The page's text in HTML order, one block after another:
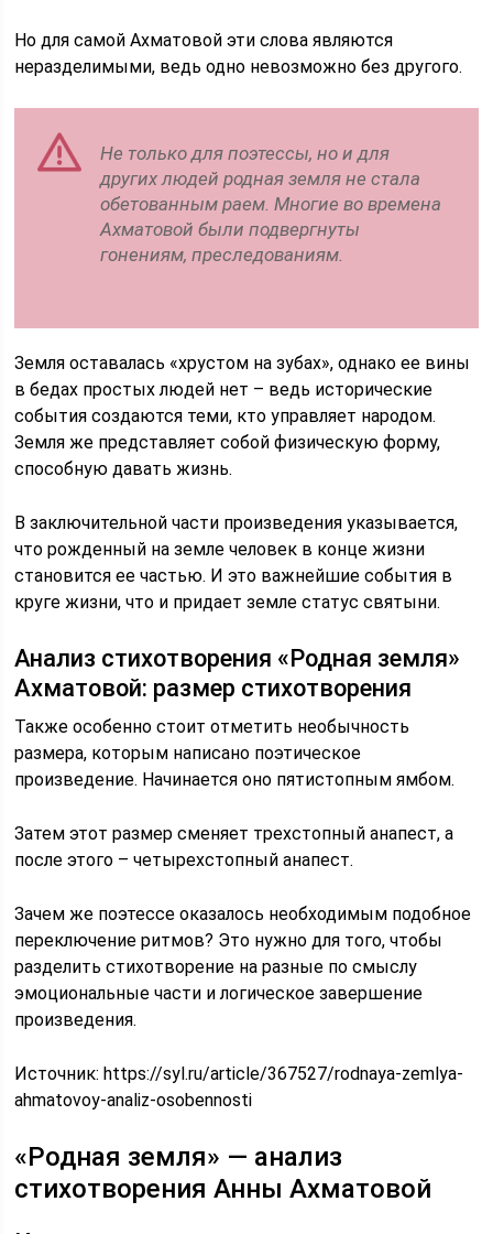
Но для самой Ахматовой эти слова являются
неразделимыми, ведь одно невозможно без другого.
Не только для поэтессы, но и для
других людей родная земля не стала
обетованным раем. Многие во времена
Ахматовой были подвергнуты
гонениям, преследованиям.
Земля оставалась «хрустом на зубах», однако ее вины
в бедах простых людей нет – ведь исторические
события создаются теми, кто управляет народом.
Земля же представляет собой физическую форму,
способную давать жизнь.
В заключительной части произведения указывается,
что рожденный на земле человек в конце жизни
становится ее частью. И это важнейшие события в
круге жизни, что и придает земле статус святыни.
Анализ стихотворения «Родная земля»
Ахматовой: размер стихотворения
Также особенно стоит отметить необычность
размера, которым написано поэтическое
произведение. Начинается оно пятистопным ямбом.
Затем этот размер сменяет трехстопный анапест, а
после этого – четырехстопный анапест.
Зачем же поэтессе оказалось необходимым подобное
переключение ритмов? Это нужно для того, чтобы
разделить стихотворение на разные по смыслу
эмоциональные части и логическое завершение
произведения.
Источник:https://syl.ru/article/367527/rodnaya-zemlya-
ahmatovoy-analiz-osobennosti
«Родная земля» — анализ
стихотворения Анны Ахматовой